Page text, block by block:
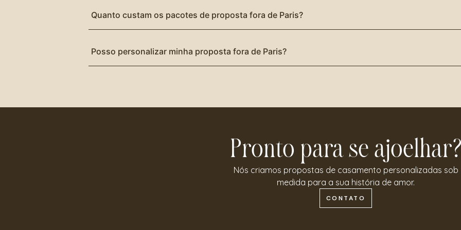
Quanto custam os pacotes de proposta fora de Paris?
Posso personalizar minha proposta fora de Paris?
Pronto para se
Nós criamos propostas de casamento personalizadas sob
medida para a sua história de amor.
CONTATO